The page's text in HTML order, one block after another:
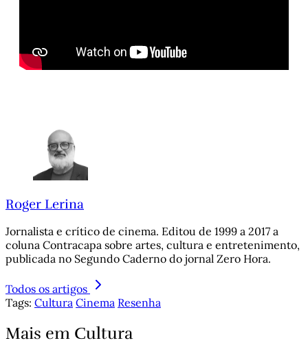
Roger Lerina
Jornalista e crítico de cinema. Editou de 1999 a 2017 a
coluna Contracapa sobre artes, cultura e entretenimento,
publicada no Segundo Caderno do jornal Zero Hora.
Todos os artigos
Tags: Cultura Cinema Resenha
Mais em Cultura